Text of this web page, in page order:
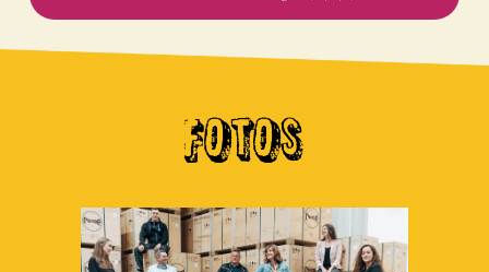
FOTOS